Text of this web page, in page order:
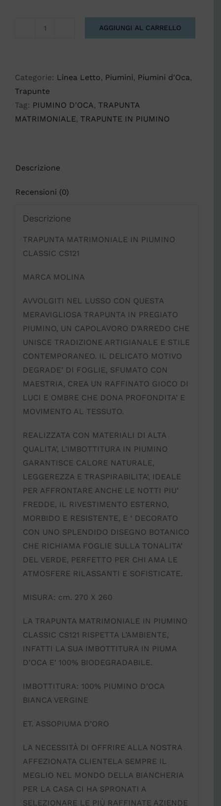
PIUMINO
CLASSIC
CS121
quantità
AGGIUNGI AL CARRELLO
Categorie: Linea Letto, Piumini, Piumini d'Oca,
Trapunte
Tag: PIUMINO D'OCA, TRAPUNTA
MATRIMONIALE, TRAPUNTE IN PIUMINO
Descrizione
Recensioni (0)
Descrizione
TRAPUNTA MATRIMONIALE IN PIUMINO
CLASSIC CS121
MARCA MOLINA
AVVOLGITI NEL LUSSO CON QUESTA
MERAVIGLIOSA TRAPUNTA IN PREGIATO
PIUMINO, UN CAPOLAVORO D’ARREDO CHE
UNISCE TRADIZIONE ARTIGIANALE E STILE
CONTEMPORANEO. IL DELICATO MOTIVO
DEGRADE’ DI FOGLIE, SFUMATO CON
MAESTRIA, CREA UN RAFFINATO GIOCO DI
LUCI E OMBRE CHE DONA PROFONDITA’ E
MOVIMENTO AL TESSUTO.
REALIZZATA CON MATERIALI DI ALTA
QUALITA’, L’IMBOTTITURA IN PIUMINO
GARANTISCE CALORE NATURALE,
LEGGEREZZA E TRASPIRABILITA’, IDEALE
PER AFFRONTARE ANCHE LE NOTTI PIU’
FREDDE, IL RIVESTIMENTO ESTERNO,
MORBIDO E RESISTENTE, E ‘ DECORATO
CON UNO SPLENDIDO DISEGNO BOTANICO
CHE RICHIAMA FOGLIE SULLA TONALITA’
DEL VERDE, PERFETTO PER CHI AMA LE
ATMOSFERE RILASSANTI E SOFISTICATE.
MISURA: cm. 270 X 260
LA TRAPUNTA MATRIMONIALE IN PIUMINO
CLASSIC CS121 RISPETTA L’AMBIENTE,
INFATTI LA SUA IMBOTTITURA IN PIUMA
D’OCA E’ 100% BIODEGRADABILE.
IMBOTTITURA: 100% PIUMINO D’OCA
BIANCA VERGINE
ET. ASSOPIUMA D’ORO
LA NECESSITÀ DI OFFRIRE ALLA NOSTRA
AFFEZIONATA CLIENTELA SEMPRE IL
MEGLIO NEL MONDO DELLA BIANCHERIA
PER LA CASA CI HA SPRONATI A
SELEZIONARE LE PIÙ RAFFINATE AZIENDE